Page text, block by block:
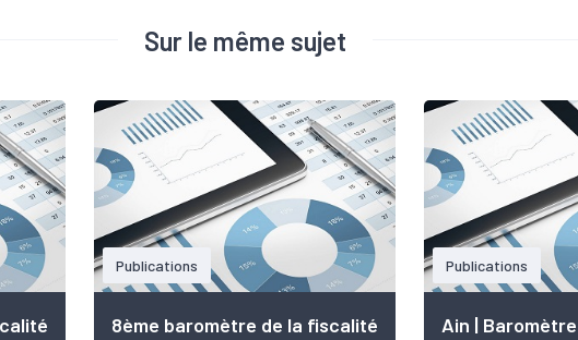
Sur le même sujet
Publications
8ème baromètre de la fiscalité
Publications
Ain |